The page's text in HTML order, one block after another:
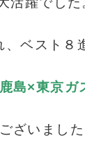
ベスト８
島×東京ガ
ざいました